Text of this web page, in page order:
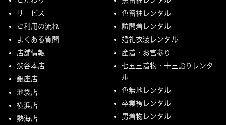
サービス
ご利用の流れ
よくある質問
店舗情報
渋谷本店
銀座店
池袋店
横浜店
熱海店
色留袖レンタル
訪問着レンタル
婚礼衣装レンタル
産着・お宮参り
七五三着物・十三詣りレンタ
ル
色無地レンタル
卒業袴レンタル
男着物レンタル